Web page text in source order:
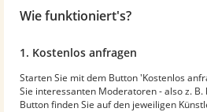
Wie funktioniert's?
1. Kostenlos anfragen
Starten Sie mit dem Button 'Kostenlos
Sie interessanten Moderatoren - also z.
Button finden Sie auf den jeweiligen